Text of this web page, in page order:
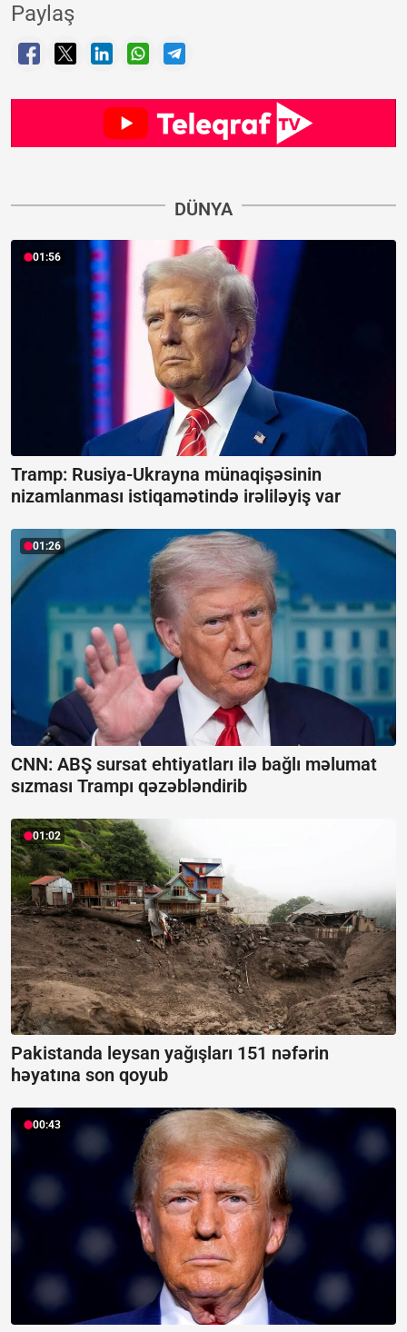
Paylaş
DÜNYA
01:56
Tramp: Rusiya-Ukrayna münaqişəsinin
nizamlanması istiqamətində irəliləyiş var
01:26
CNN: ABŞ sursat ehtiyatları ilə bağlı məlumat
sızması Trampı qəzəbləndirib
01:02
Pakistanda leysan yağışları 151 nəfərin
həyatına son qoyub
00:43